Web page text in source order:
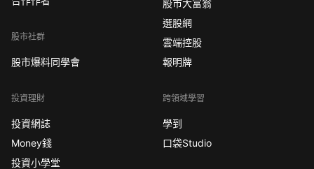
股市社群
股市爆料同學會
投資理財
投資網誌
Money錢
投資小學堂
股市大富翁
選股網
雲端控股
報明牌
跨領域學習
學到
口袋Studio